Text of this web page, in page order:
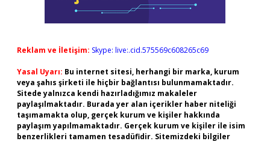
Reklam ve İletişim: Skype: live:.cid.575569c608265c69
Yasal Uyarı: Bu internet sitesi, herhangi bir marka, kurum
veya şahıs şirketi ile hiçbir bağlantısı bulunmamaktadır.
Sitede yalnızca kendi hazırladığımız makaleler
paylaşılmaktadır. Burada yer alan içerikler haber niteliği
taşımamakta olup, gerçek kurum ve kişiler hakkında
paylaşım yapılmamaktadır. Gerçek kurum ve kişiler ile isim
benzerlikleri tamamen tesadüfidir. Sitemizdeki bilgiler